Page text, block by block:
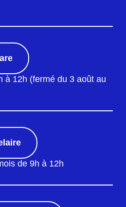
à 12h (fermé du 3 août au
de 9h à 12h